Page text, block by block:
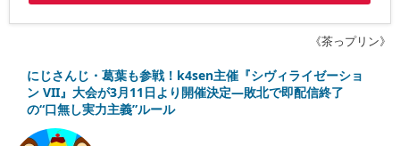
《茶っプリン》
にじさんじ・葛葉も参戦！k4sen主催『シヴィライゼーショ
ン VII』大会が3月11日より開催決定―敗北で即配信終了
の“口無し実力主義”ルール